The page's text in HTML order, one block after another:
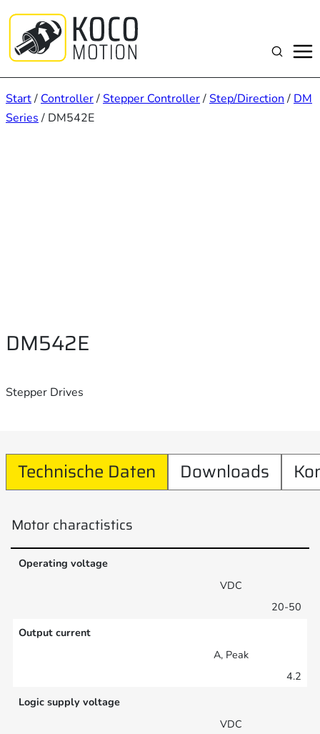
Inhalt
springen
Suchen
Start/ Controller/Stepper Controller/Step/Direction / DM
Series / DM542E
DM542E
Stepper Drives
Technische Daten Downloads
Motor charactistics
Operating voltage
VDC
20-50
Output current
A, Peak
4.2
Logic supply voltage
VDC